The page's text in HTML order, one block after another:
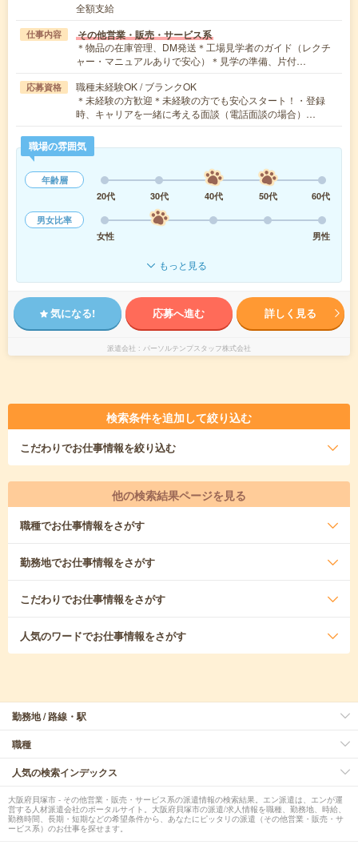
全額支給
仕事内容 その他営業・販売・サービス系
＊物品の在庫管理、DM発送＊工場見学者のガイド（レクチ
ャー・マニュアルありで安心）＊見学の準備、片付…
応募資格
職種未経験OK / ブランクOK
＊未経験の方歓迎＊未経験の方でも安心スタート！・登録
時、キャリアを一緒に考える面談（電話面談の場合）…
職場の雰囲気
年齢層
20代
30代 40代 50代
60代
男女比率
女性
男性
もっと見る
気になる! 応募へ進む 詳しく見る
派遣会社 パーソルテンプスタッフ株式会社
検索条件を追加して絞り込む
こだわりでお仕事情報を絞り込む
他の検索結果ページを見る
職種でお仕事情報をさがす
勤務地でお仕事情報をさがす
こだわりでお仕事情報をさがす
人気のワードでお仕事情報をさがす
勤務地 / 路線・駅
職種
人気の検索インデックス
大阪府貝塚市 - その他営業・販売・サービス系の派遣情報の検索結果。エン派遣は、エンが運
営する人材派遣会社のポータルサイト。大阪府貝塚市の派遣/求人情報を職種、勤務地、時給、
勤務時間、長期・短期などの希望条件から、あなたにピッタリの派遣（その他営業・販売・サ
ービス系）のお仕事を探せます。